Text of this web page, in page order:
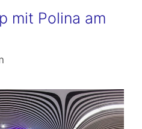
mit Polina am